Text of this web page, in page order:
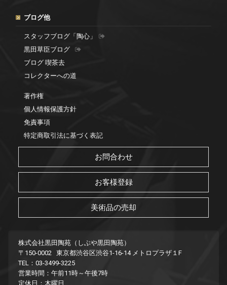
ブログ他
スタッフブログ「陶心」
黒田草臣ブログ
ブログ 喫茶去
コレクターへの道
著作権
個人情報保護方針
免責事項
特定商取引法に基づく表記
お問合わせ
お客様登録
美術品の売却
株式会社黒田陶苑（しぶや黒田陶苑）
〒150-0002 東京都渋谷区渋谷1-16-14 メトロプラザ１F
TEL：03-3499-3225
営業時間：午前11時～午後7時
定休日：木曜日